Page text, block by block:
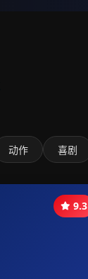
动作 喜剧
9.3